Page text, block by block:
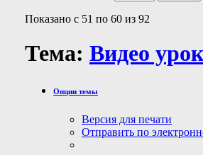
Показано с 51 по 60 из 92
Тема: Видео
Опции темы
Версия для печати
Отправить по